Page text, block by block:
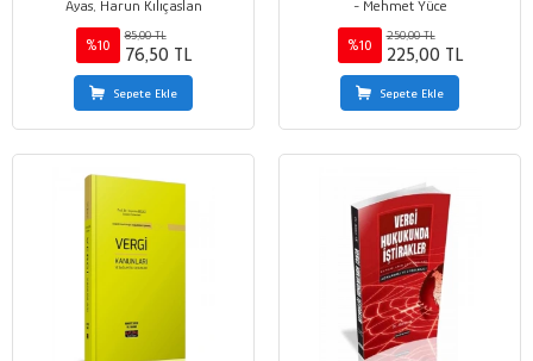
Ayas, Harun Kılıçaslan
%10
85,00 TL
76,50 TL
Sepete Ekle
- Mehmet Yüce
%10
250,00 TL
225,00 TL
Sepete Ekle